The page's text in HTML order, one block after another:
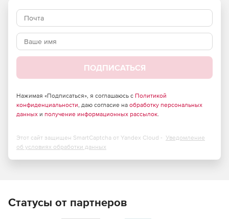
обладает присущей компьютерным программам
компактностью (всего 6 компакт-дисков, поставка может
быть и на DVD), высокой скоростью поиска информации,
широкими возможностями работы с ней
(масштабирование, печать), потрясающим удобством и
выпускается в восьми частях:
Часть 1. Легковые автомобили (отечественные и
Часть 2. Грузовые автомобили (отечественные и
ПОДПИСАТЬСЯ
Нажимая «Подписаться», я соглашаюсь с Политикой
конфиденциальности, даю согласие на обработку персональных
данных и получение информационных рассылок.
Этот сайт защищен SmartCaptcha от Yandex Cloud - Уведомление
об условиях обработки данных
Статусы от партнеров